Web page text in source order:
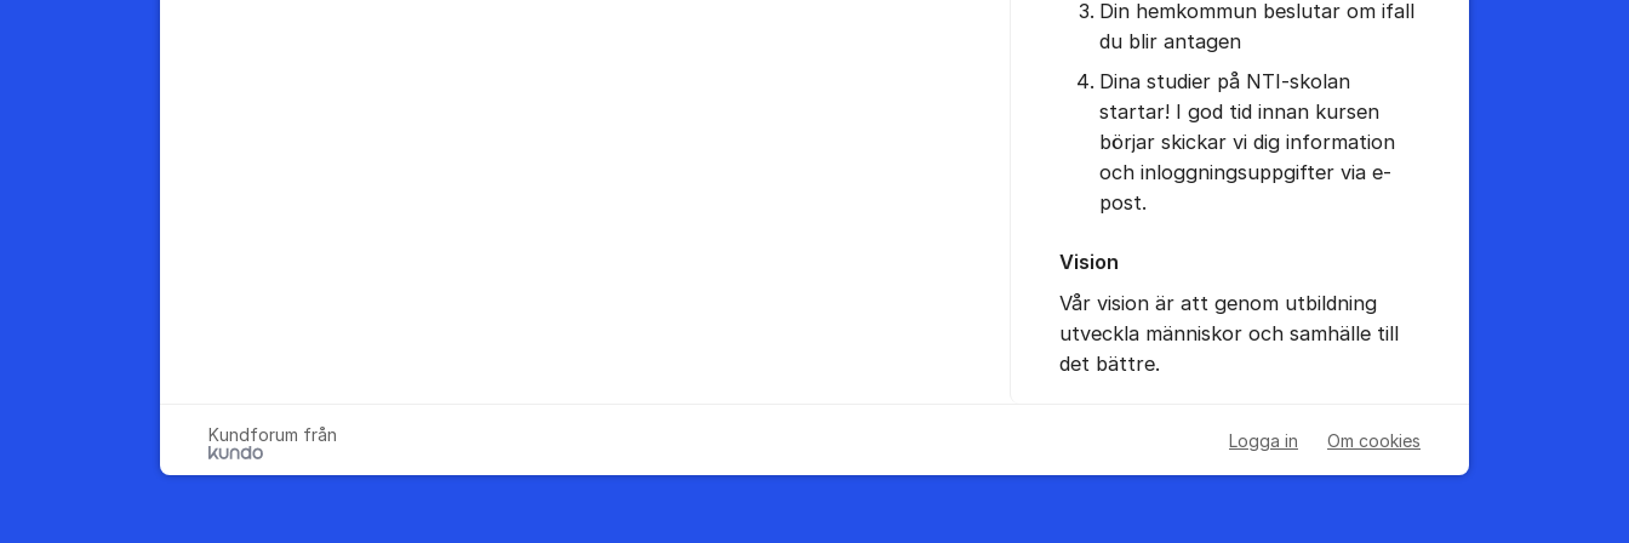
Din hemkommun beslutar om ifall
du blir antagen
Dina studier på NTI-skolan
startar! I god tid innan kursen
börjar skickar vi dig information
och inloggningsuppgifter via e-
post.
Vision
Vår vision är att genom utbildning
utveckla människor och samhälle till
det bättre.
Kundforum från Logga in Om cookies